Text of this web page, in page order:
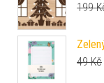
199
49Kč